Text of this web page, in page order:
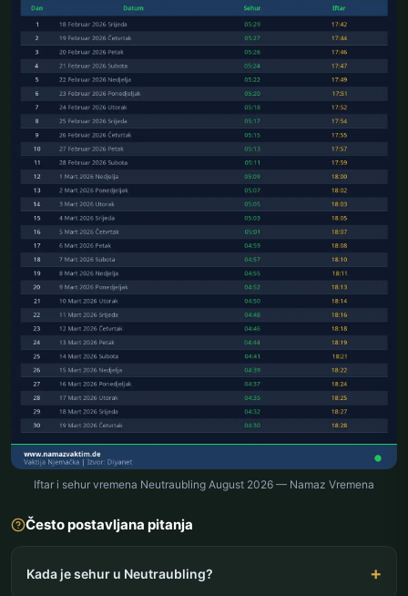
Iftar i sehur vremena Neutraubling August 2026 — Namaz Vremena
Često postavljana pitanja
Kada je sehur u Neutraubling?